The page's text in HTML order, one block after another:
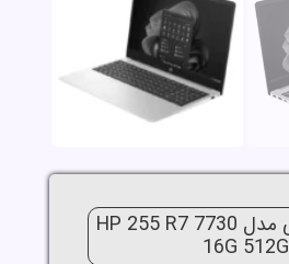
لپ تاپ اچ پی مدل HP 255 R7 7730
16G 512G